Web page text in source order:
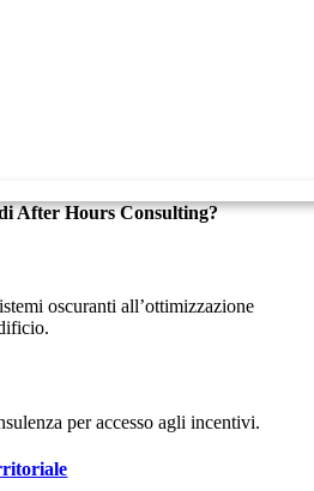
After Hours Consulting?
oscuranti all’ottimizzazione
per accesso agli incentivi.